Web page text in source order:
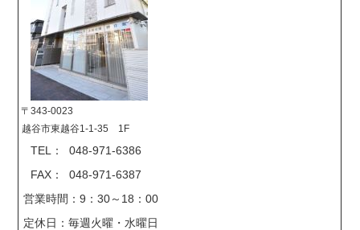
〒343-0023
越谷市東越谷1-1-35 1F
TEL： 048-971-6386
FAX： 048-971-6387
営業時間：9：30～18：00
定休日：毎週火曜・水曜日